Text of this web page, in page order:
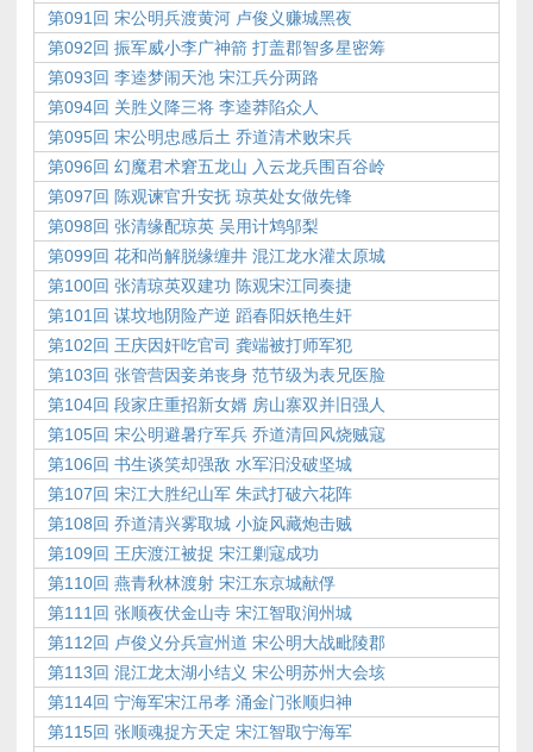
第091回 宋公明兵渡黄河 卢俊义赚城黑夜
第092回 振军威小李广神箭 打盖郡智多星密筹
第093回 李逵梦闹天池 宋江兵分两路
第094回 关胜义降三将 李逵莽陷众人
第095回 宋公明忠感后土 乔道清术败宋兵
第096回 幻魔君术窘五龙山 入云龙兵围百谷岭
第097回 陈观谏官升安抚 琼英处女做先锋
第098回 张清缘配琼英 吴用计鸩邬梨
第099回 花和尚解脱缘缠井 混江龙水灌太原城
第100回 张清琼英双建功 陈观宋江同奏捷
第101回 谋坟地阴险产逆 蹈春阳妖艳生奸
第102回 王庆因奸吃官司 龚端被打师军犯
第103回 张管营因妾弟丧身 范节级为表兄医脸
第104回 段家庄重招新女婿 房山寨双并旧强人
第105回 宋公明避暑疗军兵 乔道清回风烧贼寇
第106回 书生谈笑却强敌 水军汩没破坚城
第107回 宋江大胜纪山军 朱武打破六花阵
第108回 乔道清兴雾取城 小旋风藏炮击贼
第109回 王庆渡江被捉 宋江剿寇成功
第110回 燕青秋林渡射 宋江东京城献俘
第111回 张顺夜伏金山寺 宋江智取润州城
第112回 卢俊义分兵宣州道 宋公明大战毗陵郡
第113回 混江龙太湖小结义 宋公明苏州大会垓
第114回 宁海军宋江吊孝 涌金门张顺归神
第115回 张顺魂捉方天定 宋江智取宁海军